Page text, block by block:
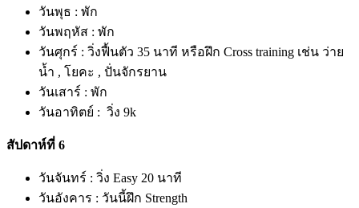
วันพุธ : พัก
วันพฤหัส : พัก
วันศุกร์ : วิ่งฟื้นตัว 35 นาที หรือฝึก Cross training เช่น ว่าย
น้ำ , โยคะ , ปั่นจักรยาน
วันเสาร์ : พัก
วันอาทิตย์ : วิ่ง 9k
สัปดาห์ที่ 6
วันจันทร์ : วิ่ง Easy 20 นาที
วันอังคาร : วันนี้ฝึก Strength